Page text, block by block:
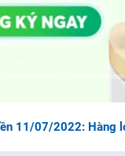
11/07/2022: Hàng